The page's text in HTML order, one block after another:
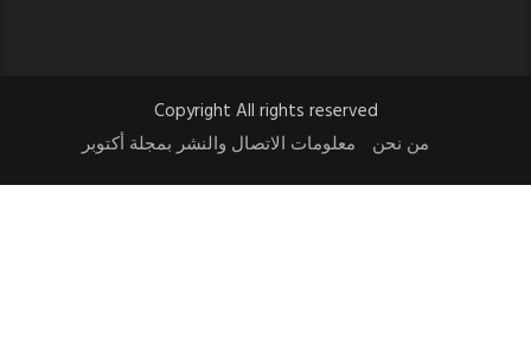
Copyright All rights reserved
من نحن
معلومات الاتصال والنشر بمجلة أكتوبر